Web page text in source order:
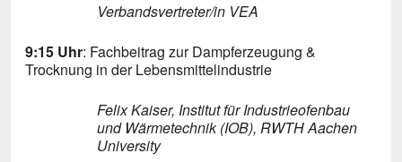
Verbandsvertreter/in VEA
9:15 Uhr: Fachbeitrag zur Dampferzeugung &
Trocknung in der Lebensmittelindustrie
Felix Kaiser, Institut für Industrieofenbau
und Wärmetechnik (IOB), RWTH Aachen
University